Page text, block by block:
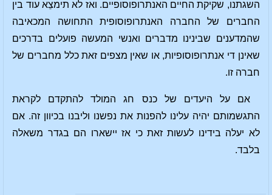
השגתנו, שקיקת החיים האנתרופוסופיים. ואז לא תימצֵא עוד בין
החברים של החברה האנתרופוסופית התחושה המכאיבה
שהמדענים שבינינו מדברים ואנשי המעשה פועלים בדרכים
שאינן די אנתרופוסופיות, או שאין מצפים זאת כלל מחברים של
חברה זו.
אם על היעדים של כנס חג המולד להתקדם לקראת
התגשמותם יהיה עלינו להפנות את נפשנו וליבנו בכיוון זה. אם
לא יעלה בידינו לעשות זאת כי אז יישארו הם בגדר משאלה
בלבד.